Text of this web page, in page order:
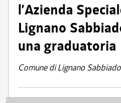
l’Azienda
Lignano
una graduatoria
Comune di Lignano